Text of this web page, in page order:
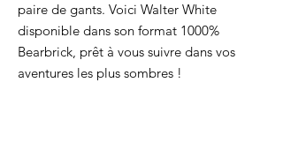
paire de gants. Voici Walter White
disponible dans son format 1000%
Bearbrick, prêt à vous suivre dans vos
aventures les plus sombres !